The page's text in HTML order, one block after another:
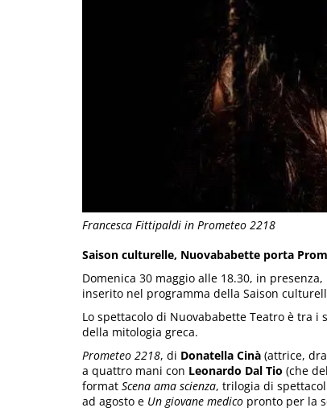
Francesca Fittipaldi in Prometeo 2218
Saison culturelle, Nuovababette porta
Domenica 30 maggio alle 18.30, in
inserito nel programma della Saison
Lo spettacolo di Nuovababette Teatro è tra i
della mitologia greca.
Prometeo 2218, di Donatella Cinà (attrice,
a quattro mani con Leonardo Dal Tio (che
format Scena ama scienza, trilogia di
ad agosto e Un giovane medico pronto per la